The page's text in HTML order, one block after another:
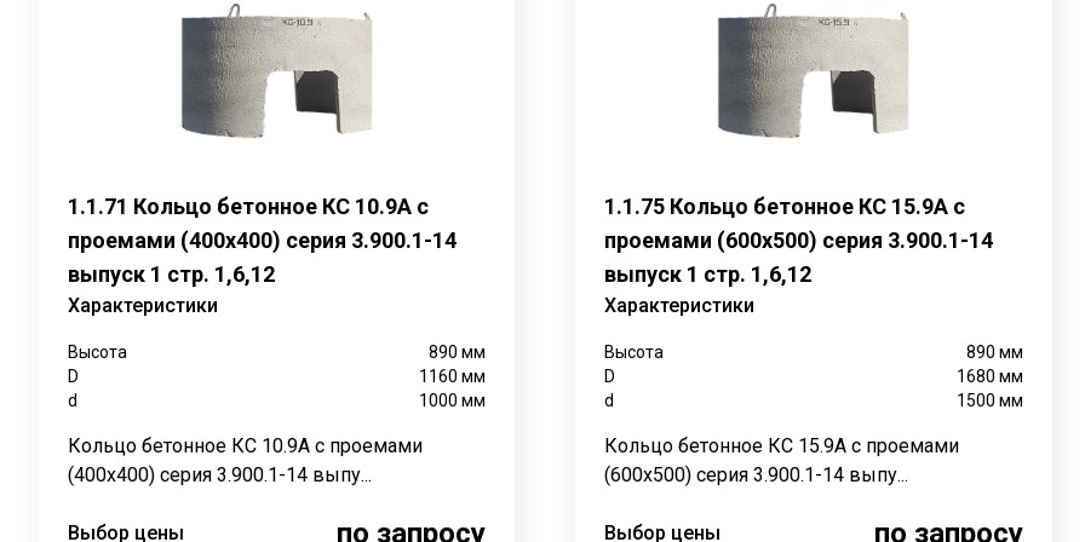
Кольцо бетонное КС 7.5 используется для строительства колодцев различного назначения, включая
в качестве опоры для стен колодца, обеспечивая их стабильность и защиту от обрушения грунта.
Кольцо бетонное КС 7.5 состоит из тяжелого бетона класса В15 и стальной арматуры. Бетон обладает высокой
идеальным материалом для подземных работ. Арматура добавляет дополнительную прочность и устойчивость к
Монтаж:
Кольца устанавливаются одно на другое, образуя цилиндрическую шахту. Для герметизации стыков между
металлические соединительные элементы. Верхняя часть колодца может быть закрыта плитой перекрытия с
Сопутствующие товары:
Для установки кольца бетонного КС 7.5 могут потребоваться дополнительные элементы, такие как днища,
Маркировка:
1.1.71 Кольцо бетонное КС 10.9А с
проемами (400х400) серия 3.900.1-14
выпуск 1 стр. 1,6,12
Характеристики
Высота 890мм
D
1160мм
d
1000мм
Кольцо бетонное КС 10.9А с проемами
(400х400) серия 3.900.1-14 выпу...
Выбор цены по запросу
1.1.75 Кольцо бетонное КС 15.9А с
проемами (600х500) серия 3.900.1-14
выпуск 1 стр. 1,6,12
Характеристики
Высота 890 мм
D
1680 мм
d
1500 мм
Кольцо бетонное КС 15.9А с проемами
(600х500) серия 3.900.1-14 выпу...
Выбор цены по запросу